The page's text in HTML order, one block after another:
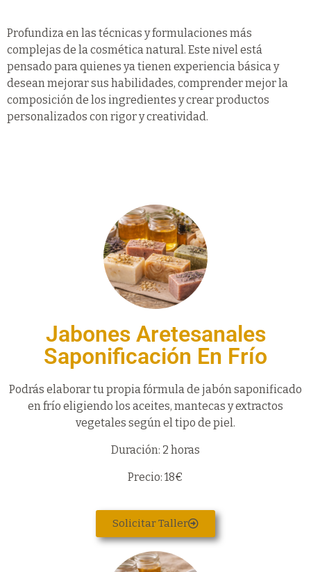
Profundiza en las técnicas y formulaciones más
complejas de la cosmética natural. Este nivel está
pensado para quienes ya tienen experiencia básica y
desean mejorar sus habilidades, comprender mejor la
composición de los ingredientes y crear productos
personalizados con rigor y creatividad.
Jabones Aretesanales
Saponificación En Frío
Podrás elaborar tu propia fórmula de jabón saponificado
en frío eligiendo los aceites, mantecas y extractos
vegetales según el tipo de piel.
Duración: 2 horas
Precio: 18€
Solicitar Taller